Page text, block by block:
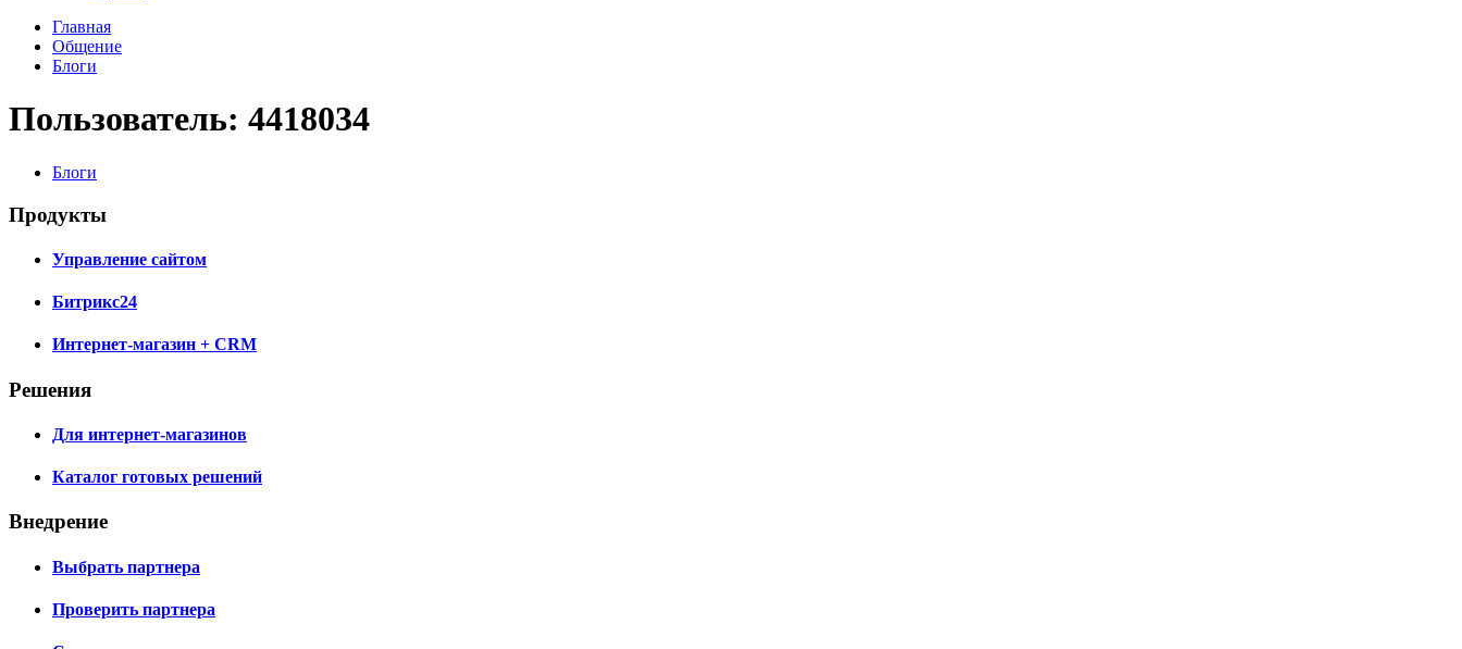
Главная
Общение
Блоги
Пользователь: 4418034
Блоги
Продукты
Управление сайтом
Битрикс24
Интернет-магазин + CRM
Решения
Для интернет-магазинов
Каталог готовых решений
Внедрение
Выбрать партнера
Проверить партнера